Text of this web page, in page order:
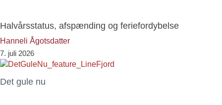
Halvårsstatus, afspænding og feriefordybelse
Hanneli Ågotsdatter
7. juli 2026
Det gule nu